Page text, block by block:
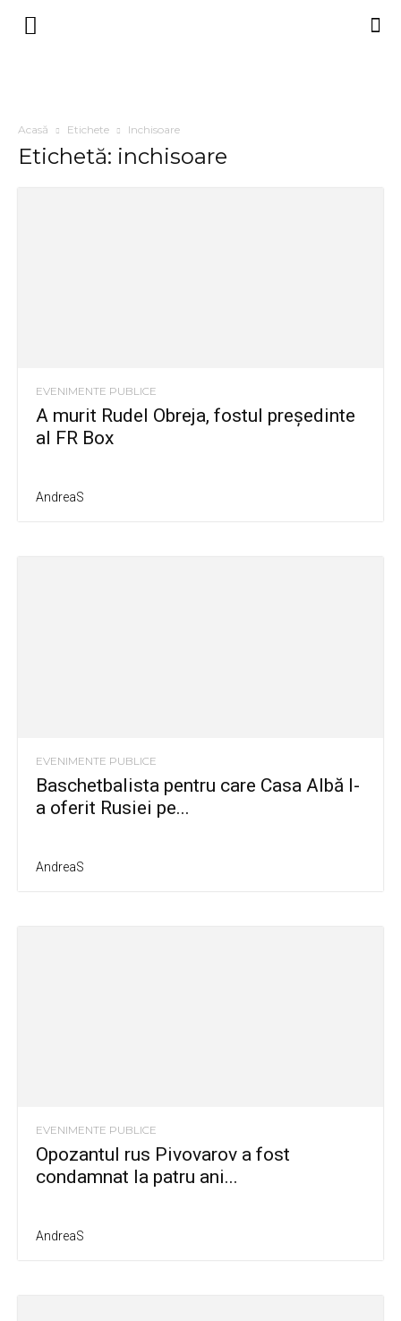
Acasă Etichete Inchisoare
Etichetă: inchisoare
EVENIMENTE PUBLICE
A murit Rudel Obreja, fostul preşedinte
al FR Box
AndreaS
EVENIMENTE PUBLICE
Baschetbalista pentru care Casa Albă l-
a oferit Rusiei pe...
AndreaS
EVENIMENTE PUBLICE
Opozantul rus Pivovarov a fost
condamnat la patru ani...
AndreaS